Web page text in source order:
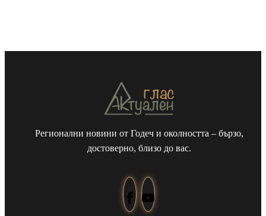
Регионални новини от Годеч и околността – бързо,
достоверно, близо до вас.